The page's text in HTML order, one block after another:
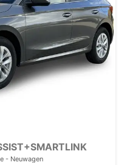
Neuwagen